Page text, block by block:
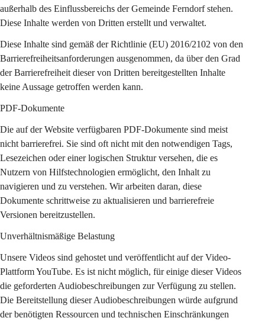
außerhalb des Einflussbereichs der Gemeinde Ferndorf stehen.
Diese Inhalte werden von Dritten erstellt und verwaltet.
Diese Inhalte sind gemäß der Richtlinie (EU) 2016/2102 von den
Barrierefreiheitsanforderungen ausgenommen, da über den Grad
der Barrierefreiheit dieser von Dritten bereitgestellten Inhalte
keine Aussage getroffen werden kann.
PDF-Dokumente
Die auf der Website verfügbaren PDF-Dokumente sind meist
nicht barrierefrei. Sie sind oft nicht mit den notwendigen Tags,
Lesezeichen oder einer logischen Struktur versehen, die es
Nutzern von Hilfstechnologien ermöglicht, den Inhalt zu
navigieren und zu verstehen. Wir arbeiten daran, diese
Dokumente schrittweise zu aktualisieren und barrierefreie
Versionen bereitzustellen.
Unverhältnismäßige Belastung
Unsere Videos sind gehostet und veröffentlicht auf der Video-
Plattform YouTube. Es ist nicht möglich, für einige dieser Videos
die geforderten Audiobeschreibungen zur Verfügung zu stellen.
Die Bereitstellung dieser Audiobeschreibungen würde aufgrund
der benötigten Ressourcen und technischen Einschränkungen